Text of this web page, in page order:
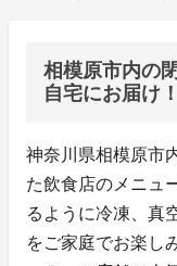
相模原市内の
自宅にお届け
神奈川県相模原市
た飲食店のメニュ
るように冷凍、真
をご家庭でお楽し